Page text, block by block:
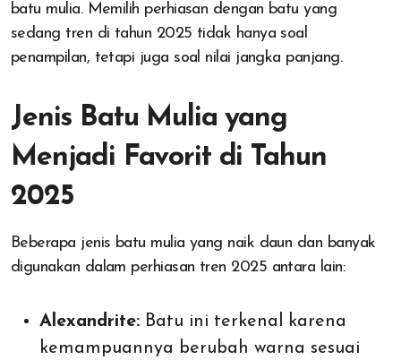
batu mulia. Memilih perhiasan dengan batu yang
sedang tren di tahun 2025 tidak hanya soal
penampilan, tetapi juga soal nilai jangka panjang.
Jenis Batu Mulia yang
Menjadi Favorit di Tahun
2025
Beberapa jenis batu mulia yang naik daun dan banyak
digunakan dalam perhiasan tren 2025 antara lain:
Alexandrite: Batu ini terkenal karena
kemampuannya berubah warna sesuai